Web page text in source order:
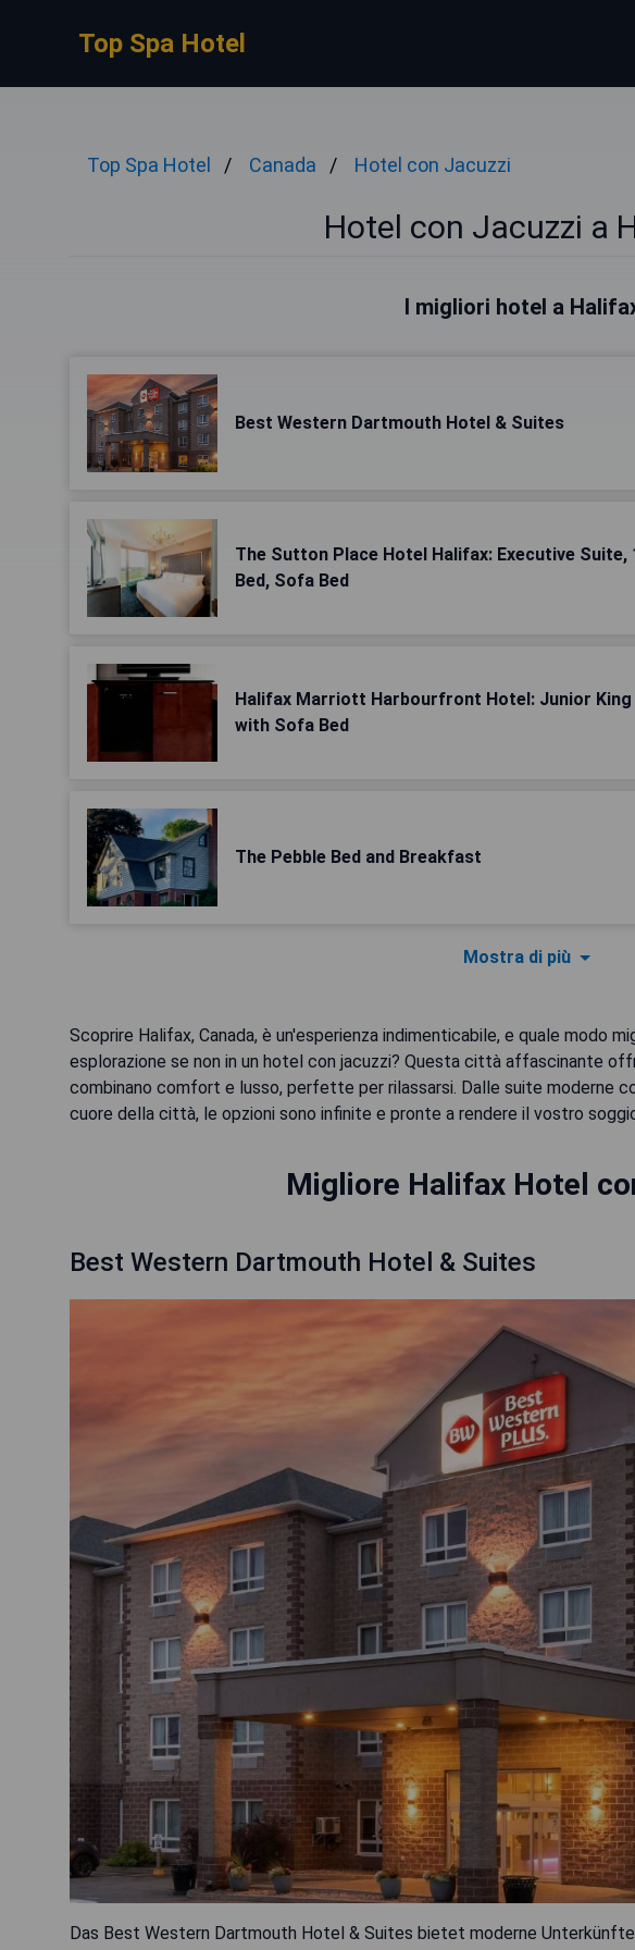
Top Spa Hotel
Top Spa Hotel Canada Hotel con Jacuzzi
Hotel con Jacuzzi a
I migliori hotel a
Best Western Dartmouth Hotel & Suites
The Sutton Place Hotel Halifax: Executive Suite,
Bed, Sofa Bed
Halifax Marriott Harbourfront Hotel: Junior
with Sofa Bed
The Pebble Bed and Breakfast
Mostra di più
Scoprire Halifax, Canada, è un'esperienza indimenticabile, e quale modo
esplorazione se non in un hotel con jacuzzi? Questa città affascinante
combinano comfort e lusso, perfette per rilassarsi. Dalle suite moderne
cuore della città, le opzioni sono infinite e pronte a rendere il vostro
Migliore Halifax Hotel
Best Western Dartmouth Hotel & Suites
Das Best Western Dartmouth Hotel & Suites bietet moderne